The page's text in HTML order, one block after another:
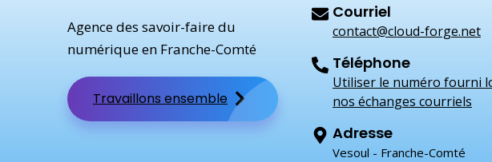
Agence des savoir-faire du
numérique en Franche-Comté
Travaillons ensemble
Courriel
contact@cloud-forge.net
Téléphone
Utiliser le numéro fourni
nos échanges courriels
Adresse
Vesoul - Franche-Comté